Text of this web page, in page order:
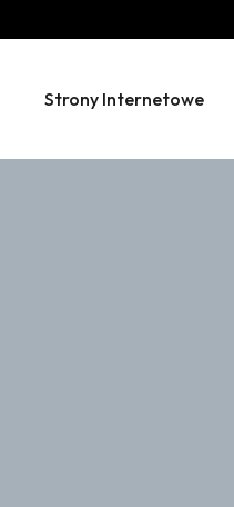
Strony Internetowe